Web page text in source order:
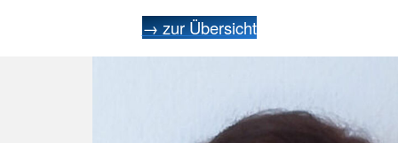
→ zur Übersicht